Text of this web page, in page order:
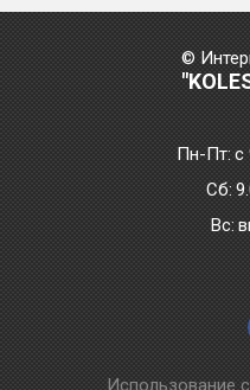
©
Пн-Пт:с
Сб:
Bc:
Использование